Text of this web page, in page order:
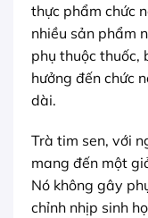
thực phẩm chức
nhiều sản phẩm
phụ thuộc thuốc,
hưởng đến chức
dài.
Trà tim sen, với
mang đến một
Nó không gây
chỉnh nhịp sinh